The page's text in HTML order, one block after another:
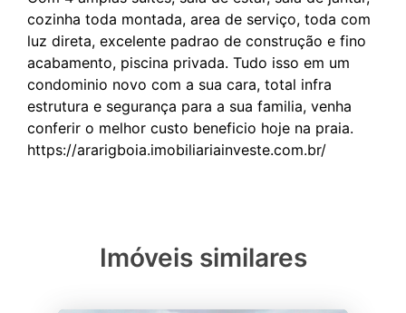
cozinha toda montada, area de serviço, toda com
luz direta, excelente padrao de construção e fino
acabamento, piscina privada. Tudo isso em um
condominio novo com a sua cara, total infra
estrutura e segurança para a sua familia, venha
conferir o melhor custo beneficio hoje na praia.
Imóveis similares